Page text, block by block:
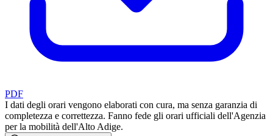
PDF
I dati degli orari vengono elaborati con cura, ma senza garanzia di
completezza e correttezza. Fanno fede gli orari ufficiali dell'Agenzia
per la mobilità dell'Alto Adige.